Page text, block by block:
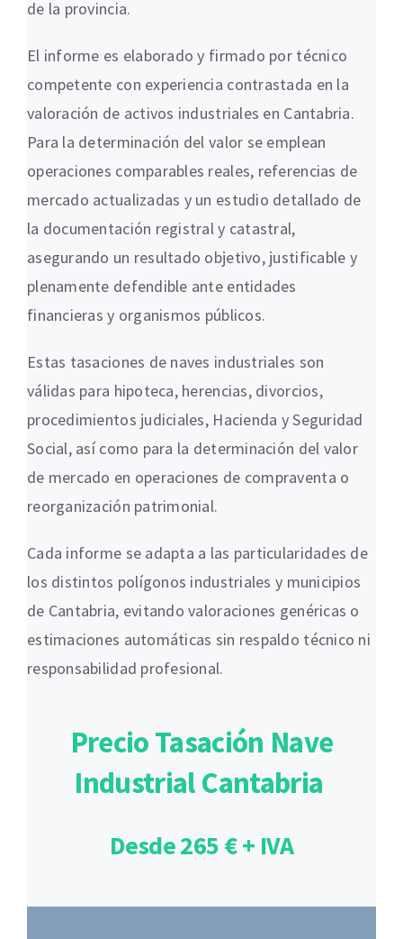
de la provincia.
El informe es elaborado y firmado por técnico
competente con experiencia contrastada en la
valoración de activos industriales en Cantabria.
Para la determinación del valor se emplean
operaciones comparables reales, referencias de
mercado actualizadas y un estudio detallado de
la documentación registral y catastral,
asegurando un resultado objetivo, justificable y
plenamente defendible ante entidades
financieras y organismos públicos.
Estas tasaciones de naves industriales son
válidas para hipoteca, herencias, divorcios,
procedimientos judiciales, Hacienda y Seguridad
Social, así como para la determinación del valor
de mercado en operaciones de compraventa o
reorganización patrimonial.
Cada informe se adapta a las particularidades de
los distintos polígonos industriales y municipios
de Cantabria, evitando valoraciones genéricas o
estimaciones automáticas sin respaldo técnico ni
responsabilidad profesional.
Precio Tasación Nave
Industrial Cantabria
Desde 265 € + IVA